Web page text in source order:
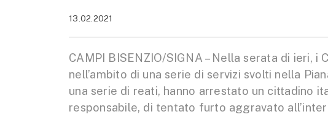
13.02.2021
CAMPI BISENZIO/SIGNA – Nella serata di ieri, i
nell’ambito di una serie di servizi svolti nella
una serie di reati, hanno arrestato un cittadino
responsabile, di tentato furto aggravato